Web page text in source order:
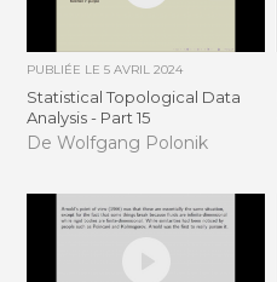
PUBLIÉE LE5 AVRIL 2024
Statistical Topological Data
Analysis - Part 15
De Wolfgang Polonik